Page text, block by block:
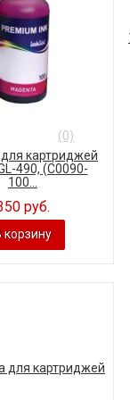
(0)
картриджей
490, (C0090-
100...
руб.
корзину